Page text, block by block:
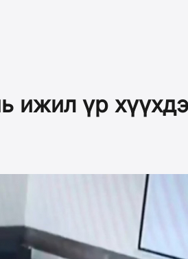
ижил үр